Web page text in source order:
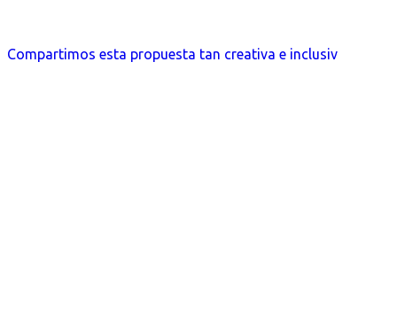
Compartimos esta propuesta tan creativa e inclusiv